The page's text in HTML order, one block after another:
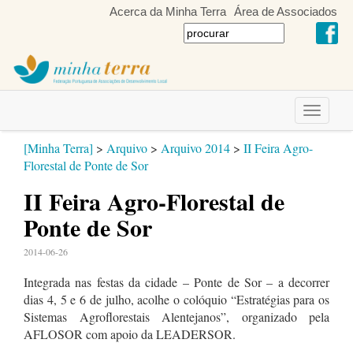
Acerca da Minha Terra Área de Associados
Toggle
[Minha Terra] > Arquivo > Arquivo 2014 > II Feira Agro-
Florestal de Ponte de Sor
II Feira Agro-Florestal de
Ponte de Sor
2014-06-26
Integrada nas festas da cidade – Ponte de Sor – a decorrer
dias 4, 5 e 6 de julho, acolhe o colóquio “Estratégias para os
Sistemas Agroflorestais Alentejanos”, organizado pela
AFLOSOR com apoio da LEADERSOR.